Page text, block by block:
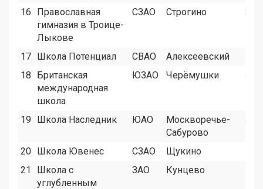
16
Православная
гимназия в Троице-
Лыкове
СЗАО Строгино 3
17 Школа Потенциал СВАО Алексеевский
18
Британская
международная
школа
ЮЗАО Черёмушки 5
19 Школа Наследник ЮАО
Москворечье-
Сабурово
5
20 Школа Ювенес СЗАО Щукино
21
Школа с
углубленным
ЗАО Кунцево